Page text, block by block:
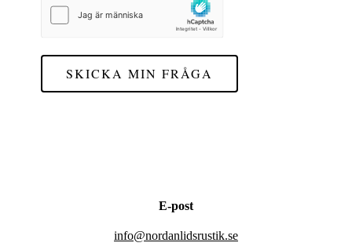
SKICKA MIN FRÅGA
E-post
info@nordanlidsrustik.se